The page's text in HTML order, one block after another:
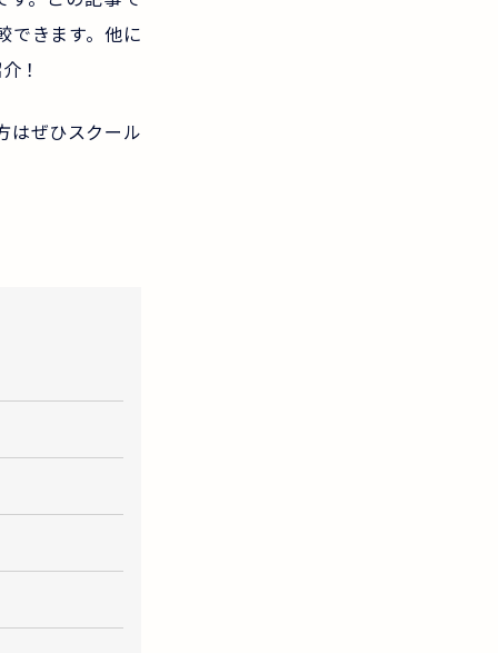
できます。他に
！
はぜひスクール